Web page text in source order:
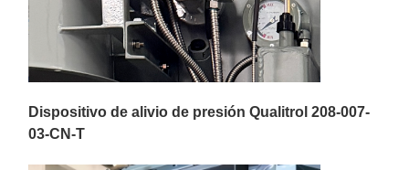
Dispositivo de alivio de presión Qualitrol 208-007-
03-CN-T